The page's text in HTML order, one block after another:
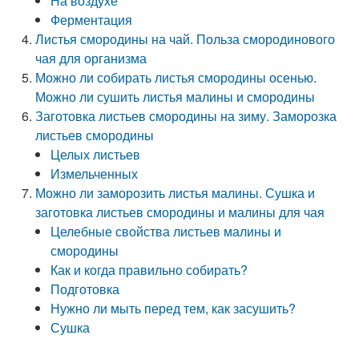
Ферментация
Листья смородины на чай. Польза смородинового
чая для организма
Можно ли собирать листья смородины осенью.
Можно ли сушить листья малины и смородины
Заготовка листьев смородины на зиму. Заморозка
листьев смородины
Целых листьев
Измельченных
Можно ли заморозить листья малины. Сушка и
заготовка листьев смородины и малины для чая
Целебные свойства листьев малины и
смородины
Как и когда правильно собирать?
Подготовка
Нужно ли мыть перед тем, как засушить?
Сушка